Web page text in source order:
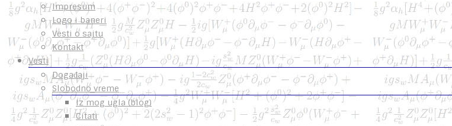
Impresum
Logo i baneri
Vesti o sajtu
Kontakt
Vesti
Događaji
Slobodno vreme
Iz mog ugla (blog)
Citati